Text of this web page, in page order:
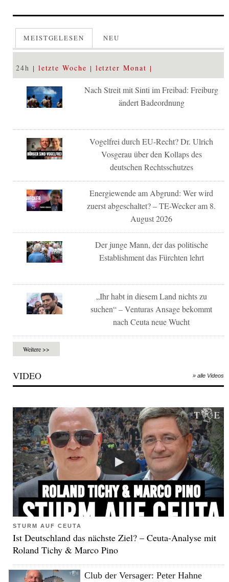
MEISTGELESEN NEU
24h letzte Woche letzter Monat
Nach Streit mit Sinti im Freibad: Freiburg
ändert Badeordnung
Vogelfrei durch EU-Recht? Dr. Ulrich
Vosgerau über den Kollaps des
deutschen Rechtsschutzes
Energiewende am Abgrund: Wer wird
zuerst abgeschaltet? – TE-Wecker am 8.
August 2026
Der junge Mann, der das politische
Establishment das Fürchten lehrt
„Ihr habt in diesem Land nichts zu
suchen“ – Venturas Ansage bekommt
nach Ceuta neue Wucht
Weitere >>
VIDEO » alle Videos
STURM AUF CEUTA
Ist Deutschland das nächste Ziel? – Ceuta-Analyse mit
Roland Tichy & Marco Pino
Club der Versager: Peter Hahne